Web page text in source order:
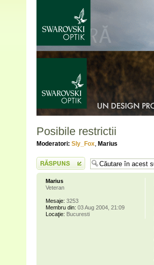
Posibile restrictii
Moderatori: Sly_Fox, Marius
Scrie un răspuns
Marius
Veteran
Mesaje: 3253
Membru din: 03 Aug 2004, 21:09
Locaţie: Bucuresti